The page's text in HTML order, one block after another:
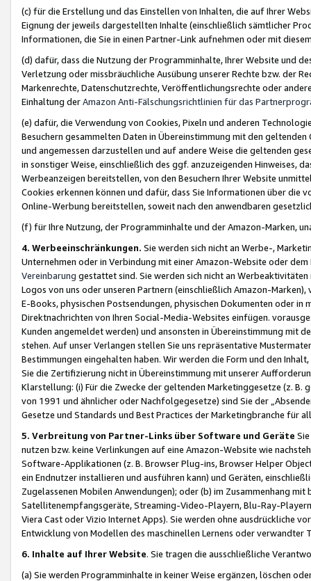
(c) für die Erstellung und das Einstellen von Inhalten, die auf Ihrer
Eignung der jeweils dargestellten Inhalte (einschließlich sämtlicher
Informationen, die Sie in einen Partner-Link aufnehmen oder mit
(d) dafür, dass die Nutzung der Programminhalte, Ihrer Website und
Verletzung oder missbräuchliche Ausübung unserer Rechte bzw. der
Markenrechte, Datenschutzrechte, Veröffentlichungsrechte oder
Einhaltung derAmazon Anti-Fälschungsrichtlinien für das
(e) dafür, die Verwendung von Cookies, Pixeln und anderen
Besuchern gesammelten Daten in Übereinstimmung mit den
und angemessen darzustellen und auf andere Weise die geltenden
in sonstiger Weise, einschließlich des ggf. anzuzeigenden Hinweises,
Werbeanzeigen bereitstellen, von den Besuchern Ihrer Website
Cookies erkennen können und dafür, dass Sie Informationen über die
Online-Werbung bereitstellen, soweit nach den anwendbaren
(f) für Ihre Nutzung, der Programminhalte und der Amazon-Marken,
4. Werbeeinschränkungen. Sie werden sich nicht an Werbe-,
Unternehmen oder in Verbindung mit einer Amazon-Website oder
Vereinbarung gestattet sind. Sie werden sich nicht an
Logos von uns oder unseren Partnern (einschließlich Amazon-
E-Books, physischen Postsendungen, physischen Dokumenten oder in
Direktnachrichten von Ihren Social-Media-Websites einfügen.
Kunden angemeldet werden) und ansonsten in Übereinstimmung mit
stehen. Auf unser Verlangen stellen Sie uns repräsentative
Bestimmungen eingehalten haben. Wir werden die Form und den
Sie die Zertifizierung nicht in Übereinstimmung mit unserer
Klarstellung: (i) Für die Zwecke der geltenden Marketinggesetze (z. B.
von 1991 und ähnlicher oder Nachfolgegesetze) sind Sie der
Gesetze und Standards und Best Practices der Marketingbranche für
5. Verbreitung von Partner-Links über Software und Geräte
nutzen bzw. keine Verlinkungen auf eine Amazon-Website wie
Software-Applikationen (z. B. Browser Plug-ins, Browser Helper
ein Endnutzer installieren und ausführen kann) und Geräten,
Zugelassenen Mobilen Anwendungen); oder (b) im Zusammenhang
Satellitenempfangsgeräte, Streaming-Video-Playern, Blu-Ray-
Viera Cast oder Vizio Internet Apps). Sie werden ohne ausdrückliche
Entwicklung von Modellen des maschinellen Lernens oder
6. Inhalte auf Ihrer Website. Sie tragen die ausschließliche
(a) Sie werden Programminhalte in keiner Weise ergänzen, löschen